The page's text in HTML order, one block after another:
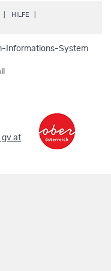
HILFE
Informations-System
.